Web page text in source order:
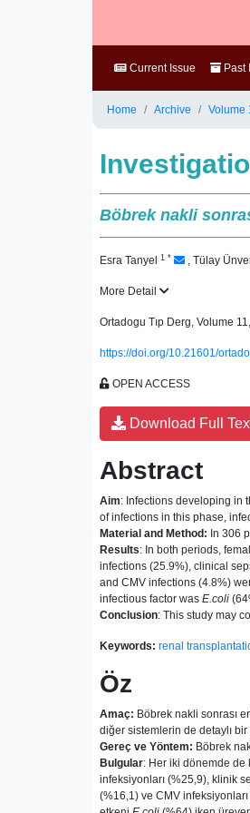
Current Issue Past
Home Archive Volume
Böbrek nakli
Esra Tanyel 1 * , Tülay
More Detail
Ortadogu Tıp Derg, Volume
https://doi.org/10.21601/
OPEN ACCESS
Download Full
Abstract
Aim: Infections developing in
of infections in this phase,
Material and Method: In 306
Results: In both periods,
infections (25.9%), clinical
and CMV infections (4.8%)
infectious factor was E.coli
Conclusion: This study may
Keywords: renal
Öz
Amaç: Böbrek nakli sonrası
diğer sistemlerin de detaylı
Gereç ve Yöntem: Böbrek
Bulgular: Her iki dönemde de
infeksiyonları (%25,9), klinik
(%16,1) ve CMV